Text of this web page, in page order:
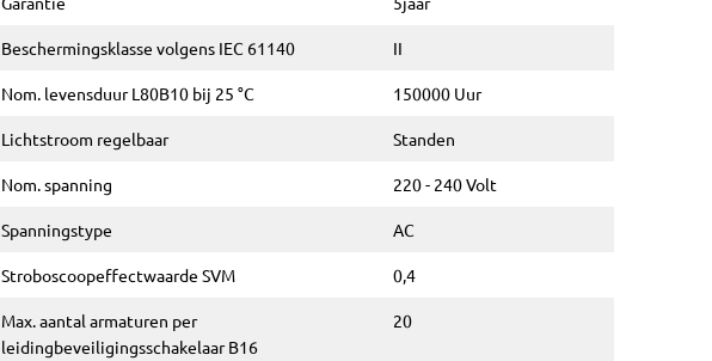
Beschermingsklasse volgens IEC 61140 II
Nom. levensduur L80B10 bij 25 °C 150000 Uur
Lichtstroom regelbaar Standen
Nom. spanning 220 - 240 Volt
Spanningstype AC
Stroboscoopeffectwaarde SVM 0,4
Max. aantal armaturen per
leidingbeveiligingsschakelaar B16
20